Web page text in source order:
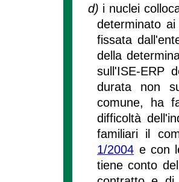
d) i nuclei
determinato
fissata
della
sull'ISE-ERP
durata non
comune, ha
difficoltà
familiari il
1/2004 e con
tiene conto